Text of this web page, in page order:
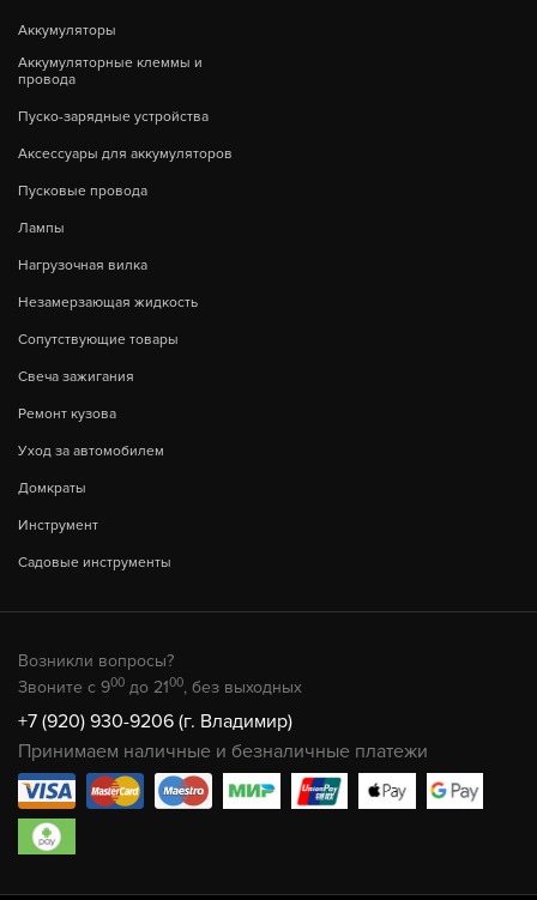
Аккумуляторы
Аккумуляторные клеммы и
провода
Пуско-зарядные устройства
Аксессуары для аккумуляторов
Пусковые провода
Лампы
Нагрузочная вилка
Незамерзающая жидкость
Сопутствующие товары
Свеча зажигания
Ремонт кузова
Уход за автомобилем
Домкраты
Инструмент
Садовые инструменты
Возникли вопросы?
Звоните с 900 до 2100, без выходных
+7 (920) 930-9206 (г. Владимир)
Принимаем наличные и безналичные платежи